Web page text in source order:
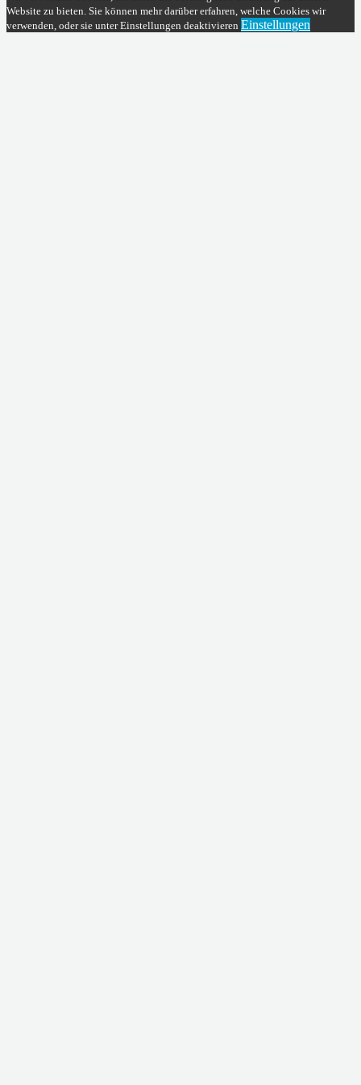
Website zu bieten. Sie können mehr darüber erfahren, welche Cookies wir
verwenden, oder sie unter Einstellungen deaktivieren Einstellungen